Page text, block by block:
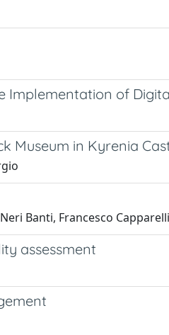
Implementation of
Museum in Kyrenia
Banti, Francesco Capparelli
assessment